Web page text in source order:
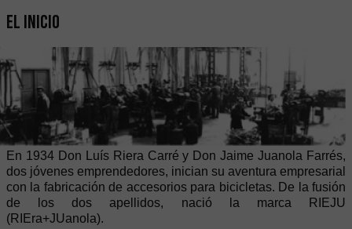
El inicio
En 1934 Don Luís Riera Carré y Don Jaime Juanola Farrés,
dos jóvenes emprendedores, inician su aventura empresarial
con la fabricación de accesorios para bicicletas. De la fusión
de los dos apellidos, nació la marca RIEJU
(RIEra+JUanola).